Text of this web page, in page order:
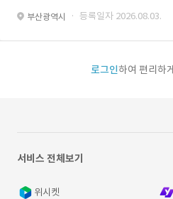
부산광역시 · 등록일자 2026.08.03.
로그인하여 편리하
서비스 전체보기
위시켓